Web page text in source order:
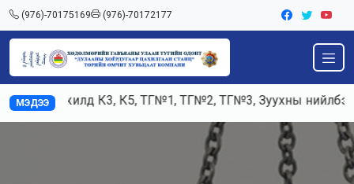
(976)-70175169 (976)-70172177
МЭДЭЭАжилд К3, К5, ТГ№1, ТГ№2, ТГ№3, Зуухны нийлбэр